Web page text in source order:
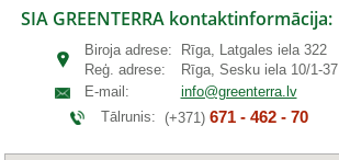
SIA GREENTERRA kontaktinformācija:
Biroja adrese:
Reģ. adrese:
Rīga, Latgales iela 322
Rīga, Sesku iela 10/1-37
E-mail:
info@greenterra.lv
Tālrunis: (+371) 671 - 462 - 70